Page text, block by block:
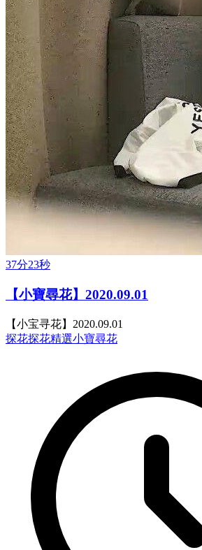
37分23秒
【小寶尋花】2020.09.01
【小宝寻花】2020.09.01
探花探花精選小寶尋花